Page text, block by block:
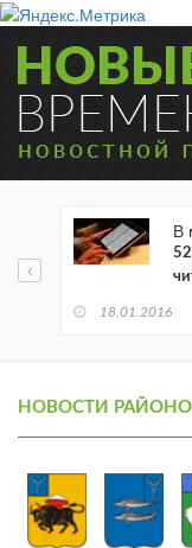
В
18.01.2016
НОВОСТИ